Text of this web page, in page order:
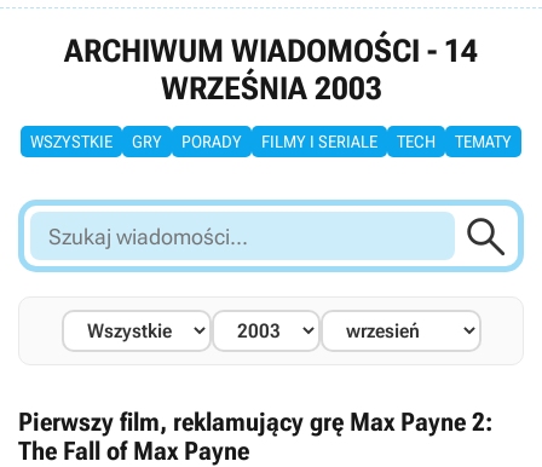
ARCHIWUM WIADOMOŚCI - 14
WRZEŚNIA 2003
WSZYSTKIE GRY PORADY FILMY I SERIALE TECH TEMATY
Szukaj
wiadomości...

Pierwszy film, reklamujący grę Max Payne 2:
The Fall of Max Payne